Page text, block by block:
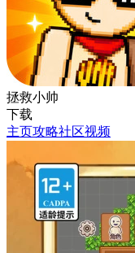
拯救小帅
下载
主页攻略社区视频